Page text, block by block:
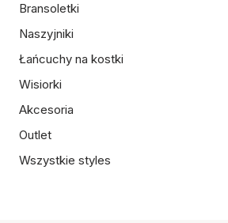
Bransoletki
Naszyjniki
Łańcuchy na kostki
Wisiorki
Akcesoria
Outlet
Wszystkie styles